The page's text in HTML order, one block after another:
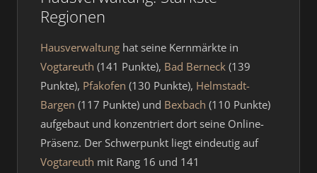
Regionen
Hausverwaltung hat seine Kernmärkte in
Vogtareuth (141 Punkte), Bad Berneck (139
Punkte), Pfakofen (130 Punkte), Helmstadt-
Bargen (117 Punkte) und Bexbach (110 Punkte)
aufgebaut und konzentriert dort seine Online-
Präsenz. Der Schwerpunkt liegt eindeutig auf
Vogtareuth mit Rang 16 und 141